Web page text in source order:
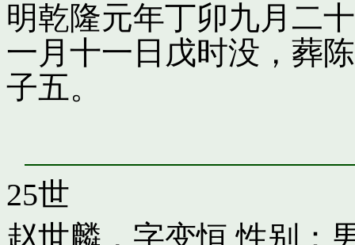
明乾隆元年丁卯九月二
一月十一日戊时没，葬
子五。
25世
赵世麟，字变恒 性别：